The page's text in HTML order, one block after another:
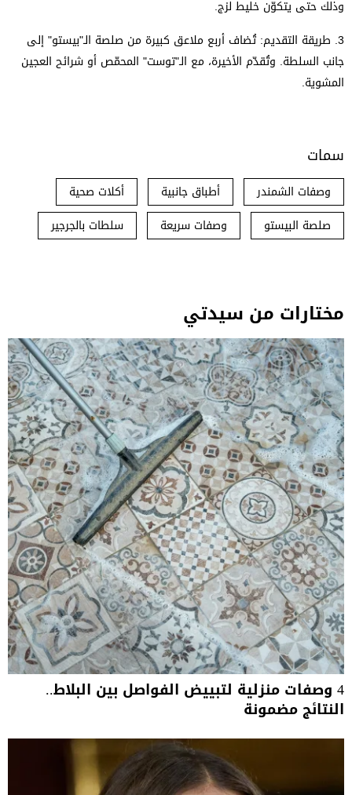
وذلك حتى يتكوّن خليط لزج.
3. طريقة التقديم: تُضاف أربع ملاعق كبيرة من صلصة الـ"بيستو" إلى
جانب السلطة. وتُقدّم الأخيرة، مع الـ"توست" المحمّص أو شرائح العجين
المشوية.
سمات
وصفات الشمندر أطباق جانبية
أكلات صحية
صلصة البيستو
وصفات سريعة سلطات بالجرجير
مختارات من سيدتي
4 وصفات منزلية لتبييض الفواصل بين البلاط..
النتائج مضمونة